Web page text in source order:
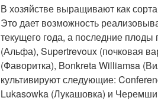
В хозяйстве выращивают как
Это дает возможность
текущего года, а последние
(Альфа), Supertrevoux (почковая
(Фаворитка), Bonkreta Williamsa
культивируют следующие:
Lukasowka (Лукашовка) и